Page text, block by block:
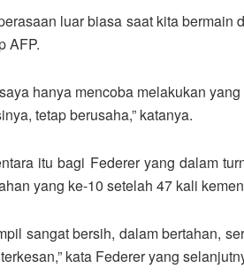
luar biasa saat kita
AFP.
hanya mencoba melakukan
tetap berusaha,” katanya.
itu bagi Federer yang dalam
yang ke-10 setelah 47 kali
sangat bersih, dalam bertahan,
kata Federer yang